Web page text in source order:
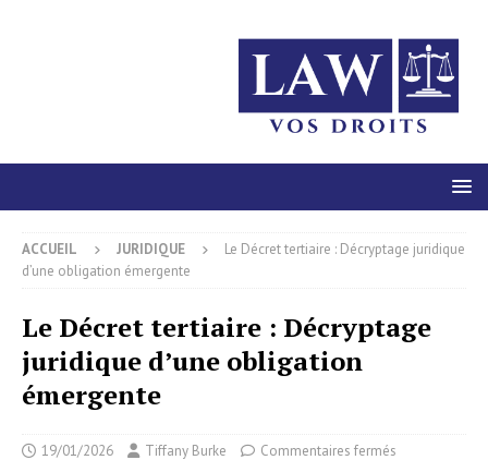
ACCUEIL JURIDIQUE
Le Décret tertiaire : Décryptage juridique
d’une obligation émergente
Le Décret tertiaire : Décryptage
juridique d’une obligation
émergente
19/01/2026 Tiffany Burke Commentaires fermés